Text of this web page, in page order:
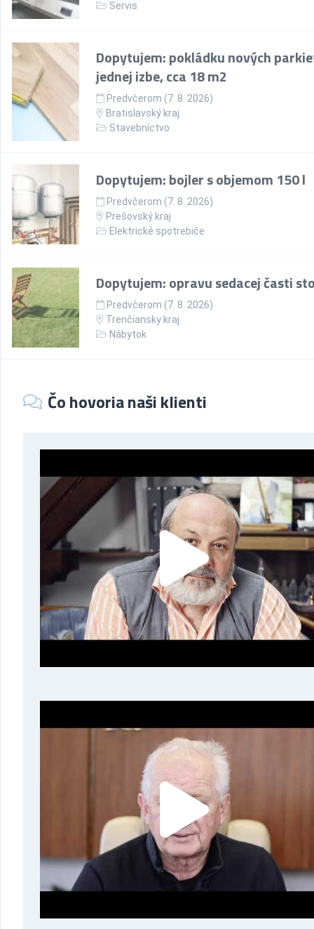
Servis
Dopytujem: pokládku nových
jednej izbe, cca 18 m2
Predvčerom (7. 8. 2026)
Bratislavský kraj
Stavebníctvo
Dopytujem: bojler s objemom 150 l
Predvčerom (7. 8. 2026)
Prešovský kraj
Elektrické spotrebiče
Dopytujem: opravu sedacej časti
Predvčerom (7. 8. 2026)
Trenčiansky kraj
Nábytok
Čo hovoria naši klienti